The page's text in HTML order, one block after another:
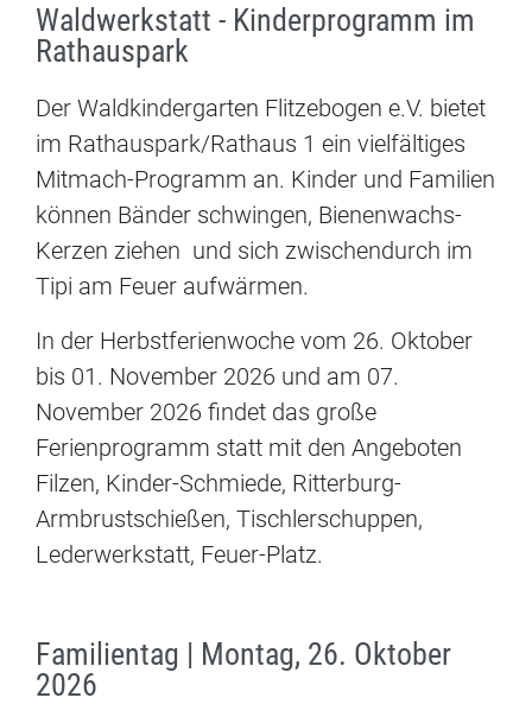
Waldwerkstatt - Kinderprogramm im
Rathauspark
Der Waldkindergarten Flitzebogen e.V. bietet
im Rathauspark/Rathaus 1 ein vielfältiges
Mitmach-Programm an. Kinder und Familien
können Bänder schwingen, Bienenwachs-
Kerzen ziehen und sich zwischendurch im
Tipi am Feuer aufwärmen.
In der Herbstferienwoche vom 26. Oktober
bis 01. November 2026 und am 07.
November 2026 findet das große
Ferienprogramm statt mit den Angeboten
Filzen, Kinder-Schmiede, Ritterburg-
Armbrustschießen, Tischlerschuppen,
Lederwerkstatt, Feuer-Platz.
Familientag | Montag, 26. Oktober
2026